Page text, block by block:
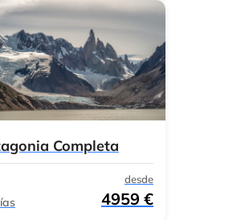
Completa
desde
4959 €